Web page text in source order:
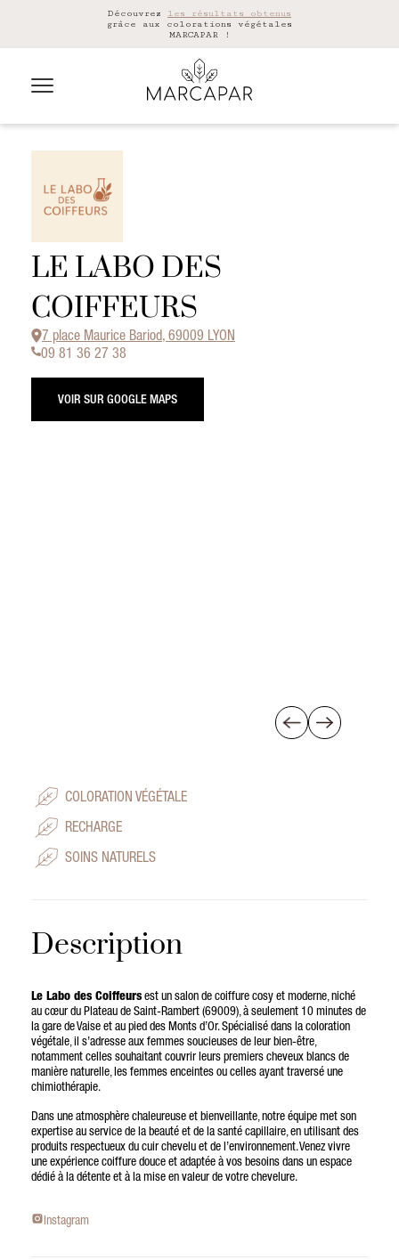
Découvrez les résultats obtenus
grâce aux colorations végétales
MARCAPAR !
LE LABO DES
COIFFEURS
7 place Maurice Bariod, 69009 LYON
09 81 36 27 38
VOIR SUR GOOGLE MAPS
COLORATION VÉGÉTALE
RECHARGE
SOINS NATURELS
Description
Le Labo des Coiffeurs est un salon de coiffure cosy et moderne, niché
au cœur du Plateau de Saint-Rambert (69009), à seulement 10 minutes de
la gare de Vaise et au pied des Monts d’Or. Spécialisé dans la coloration
végétale, il s’adresse aux femmes soucieuses de leur bien-être,
notamment celles souhaitant couvrir leurs premiers cheveux blancs de
manière naturelle, les femmes enceintes ou celles ayant traversé une
chimiothérapie.
Dans une atmosphère chaleureuse et bienveillante, notre équipe met son
expertise au service de la beauté et de la santé capillaire, en utilisant des
produits respectueux du cuir chevelu et de l’environnement. Venez vivre
une expérience coiffure douce et adaptée à vos besoins dans un espace
dédié à la détente et à la mise en valeur de votre chevelure.
Instagram